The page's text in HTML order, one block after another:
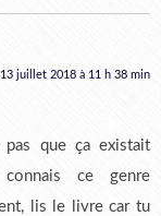
13 juillet 2018 à 11 h 38 min
pas que ça existait
ce genre
lis le livre car tu